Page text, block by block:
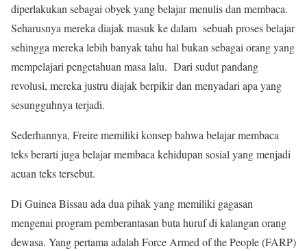
diperlakukan sebagai obyek yang belajar menulis dan membaca.
Seharusnya mereka diajak masuk ke dalam sebuah proses belajar
sehingga mereka lebih banyak tahu hal bukan sebagai orang yang
mempelajari pengetahuan masa lalu. Dari sudut pandang
revolusi, mereka justru diajak berpikir dan menyadari apa yang
sesungguhnya terjadi.
Sederhannya, Freire memiliki konsep bahwa belajar membaca
teks berarti juga belajar membaca kehidupan sosial yang menjadi
acuan teks tersebut.
Di Guinea Bissau ada dua pihak yang memiliki gagasan
mengenai program pemberantasan buta huruf di kalangan orang
dewasa. Yang pertama adalah Force Armed of the People (FARP)